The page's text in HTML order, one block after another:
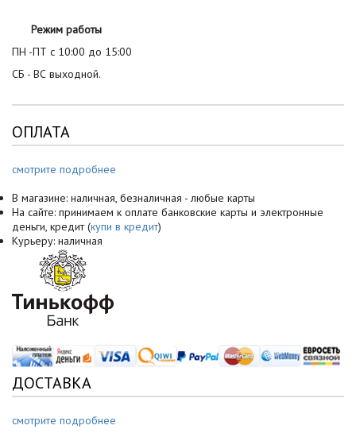
Режим работы
ПН -ПТ с 10:00 до 15:00
СБ - ВС выходной.
ОПЛАТА
смотрите подробнее
В магазине: наличная, безналичная - любые карты
На сайте: принимаем к оплате банковские карты и электронные
деньги, кредит (купи в кредит)
Курьеру: наличная
ДОСТАВКА
смотрите подробнее